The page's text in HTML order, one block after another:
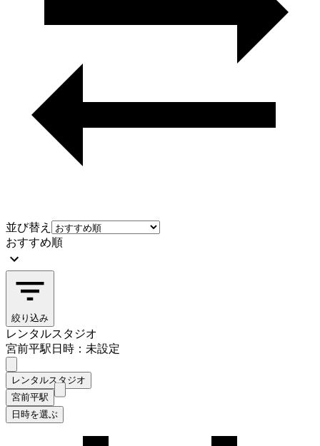
並び替え
おすすめ順
絞り込み
レンタルスタジオ
宮前平駅日時：未設定
レンタルスタジオ
宮前平駅
日時を選ぶ